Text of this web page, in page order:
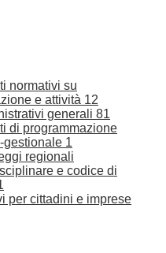
normativi su
e attività 12
generali 81
di programmazione
gestionale 1
regionali
e codice di
per cittadini e imprese